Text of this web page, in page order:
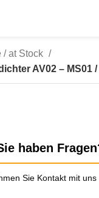
/ at Stock
AV02 – MS01 /
haben
Sie Kontakt mit uns